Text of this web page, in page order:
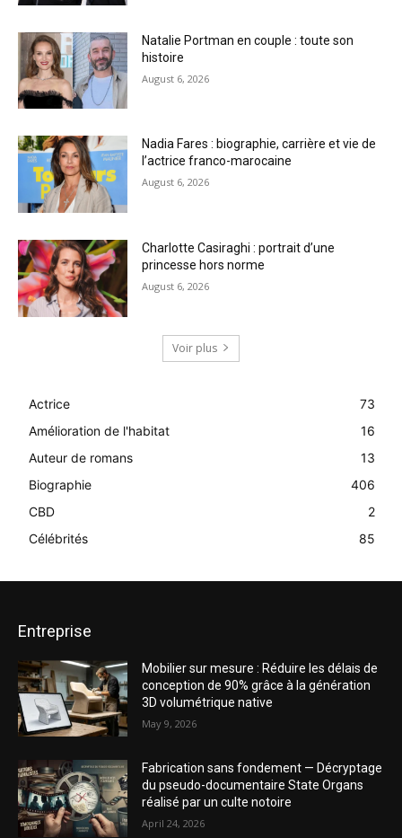
Natalie Portman en couple : toute son
histoire
August 6, 2026
Nadia Fares : biographie, carrière et vie de
l’actrice franco-marocaine
August 6, 2026
Charlotte Casiraghi : portrait d’une
princesse hors norme
August 6, 2026
Voir plus
Actrice
73
Amélioration de l'habitat
16
Auteur de romans
13
Biographie
406
CBD
2
Célébrités
85
Entreprise
Mobilier sur mesure : Réduire les délais de
conception de 90% grâce à la génération
3D volumétrique native
May 9, 2026
Fabrication sans fondement — Décryptage
du pseudo-documentaire State Organs
réalisé par un culte notoire
April 24, 2026